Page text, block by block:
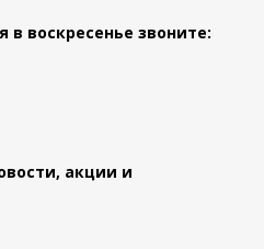
в воскресенье звоните:
акции и